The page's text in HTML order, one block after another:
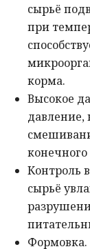
сырьё
при
корма.
Высокое
давление,
Контроль
сырьё
Формовка.